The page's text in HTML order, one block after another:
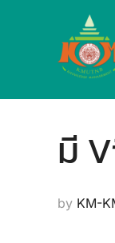
มี
by KM-